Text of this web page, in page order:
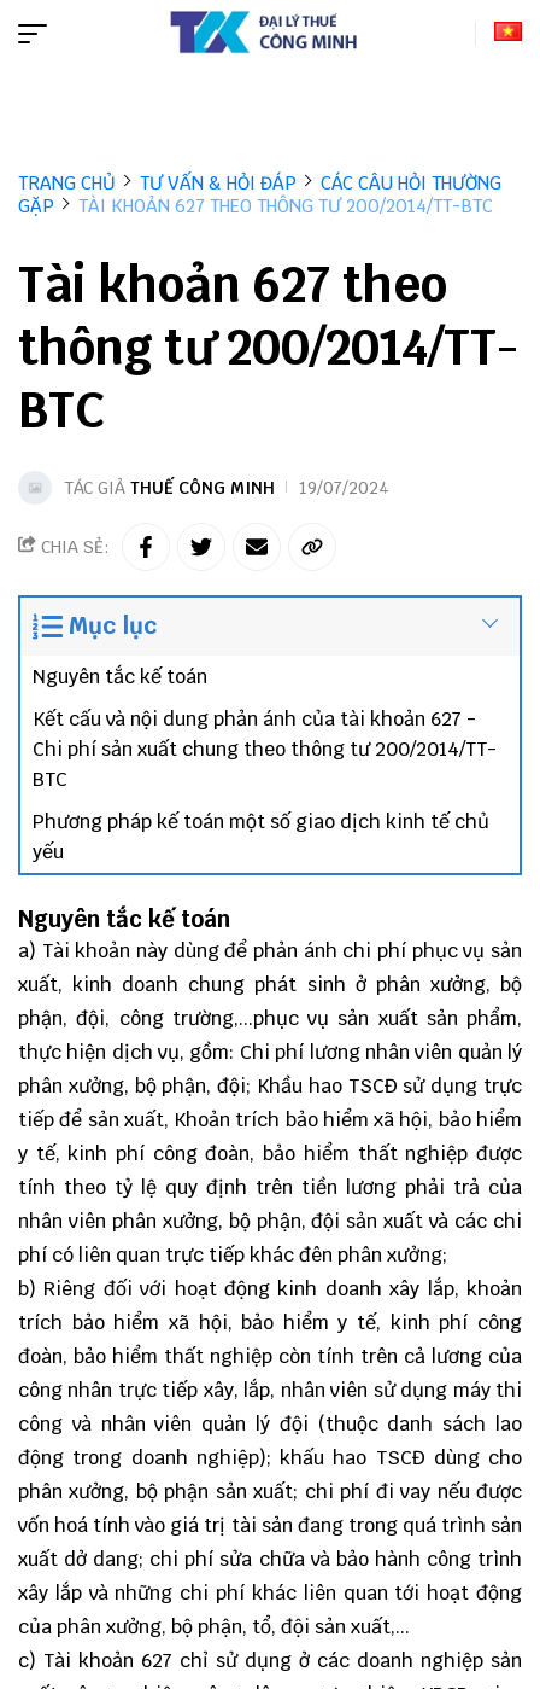
TRANG CHỦ TƯ VẤN & HỎI ĐÁP
CÁC CÂU HỎI THƯỜNG
GẶP
TÀI KHOẢN 627 THEO THÔNG TƯ 200/2014/TT-BTC
Tài khoản 627 theo
thông tư 200/2014/TT-
BTC
TÁC GIẢ THUẾ CÔNG MINH 19/07/2024
CHIA SẺ:
Mục lục
Nguyên tắc kế toán
Kết cấu và nội dung phản ánh của tài khoản 627 -
Chi phí sản xuất chung theo thông tư 200/2014/TT-
BTC
Phương pháp kế toán một số giao dịch kinh tế chủ
yếu
Nguyên tắc kế toán
a) Tài khoản này dùng để phản ánh chi phí phục vụ sản
xuất, kinh doanh chung phát sinh ở phân xưởng, bộ
phận, đội, công trường,...phục vụ sản xuất sản phẩm,
thực hiện dịch vụ, gồm: Chi phí lương nhân viên quản lý
phân xưởng, bộ phận, đội; Khầu hao TSCĐ sử dụng trực
tiếp để sản xuất, Khoản trích bảo hiểm xã hội, bảo hiểm
y tế, kinh phí công đoàn, bảo hiểm thất nghiệp được
tính theo tỷ lệ quy định trên tiền lương phải trả của
nhân viên phân xưởng, bộ phận, đội sản xuất và các chi
phí có liên quan trực tiếp khác đên phân xưởng;
b) Riêng đối với hoạt động kinh doanh xây lắp, khoản
trích bảo hiểm xã hội, bảo hiểm y tế, kinh phí công
đoàn, bảo hiểm thất nghiệp còn tính trên cả lương của
công nhân trực tiếp xây, lắp, nhân viên sử dụng máy thi
công và nhân viên quản lý đội (thuộc danh sách lao
động trong doanh nghiệp); khấu hao TSCĐ dùng cho
phân xưởng, bộ phận sản xuất; chi phí đi vay nếu được
vốn hoá tính vào giá trị tài sản đang trong quá trình sản
xuất dở dang; chi phí sửa chữa và bảo hành công trình
xây lắp và những chi phí khác liên quan tới hoạt động
của phân xưởng, bộ phận, tổ, đội sản xuất,...
c) Tài khoản 627 chỉ sử dụng ở các doanh nghiệp sản